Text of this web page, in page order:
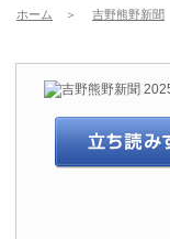
ホーム ＞ 吉野熊野新聞